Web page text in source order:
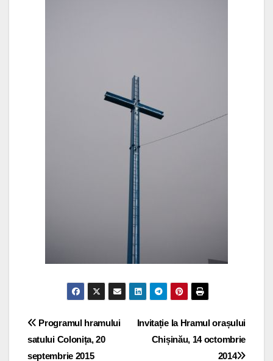
Navigare
în
Invitație la Hramul orașului
Chișinău, 14 octombrie
2014
Programul hramului
satului Colonița, 20
septembrie 2015